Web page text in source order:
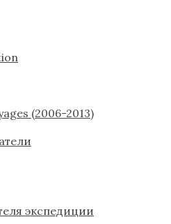
(2006-2013)
экспедиции